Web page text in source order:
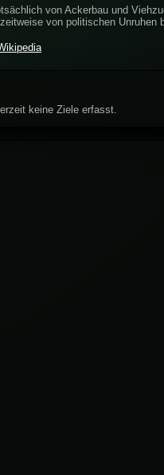
von Ackerbau und
von politischen
keine Ziele erfasst.